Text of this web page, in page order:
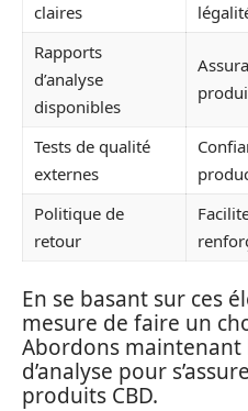
claires
Rapports
d’analyse
disponibles
Tests de qualité
externes
Politique de
retour
En se basant sur ces
mesure de faire un
Abordons maintenant
d’analyse pour
produits CBD.